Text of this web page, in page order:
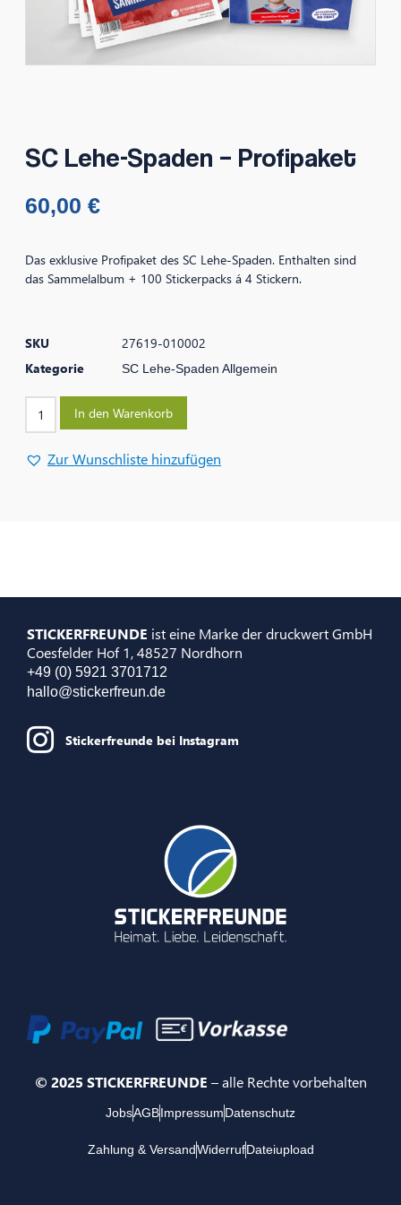
SC Lehe-Spaden – Profipaket
60,00 €
Das exklusive Profipaket des SC Lehe-Spaden. Enthalten sind
das Sammelalbum + 100 Stickerpacks á 4 Stickern.
SKU
27619-010002
Kategorie
SC Lehe-Spaden Allgemein
In den Warenkorb
Zur Wunschliste hinzufügen
© 2025 STICKERFREUNDE – alle Rechte vorbehalten
JobsAGBImpressumDatenschutz
Zahlung & VersandWiderrufDateiupload
STICKERFREUNDE ist eine Marke der druckwert GmbH
Coesfelder Hof 1, 48527 Nordhorn
+49 (0) 5921 3701712
hallo@stickerfreun.de
Stickerfreunde bei Instagram